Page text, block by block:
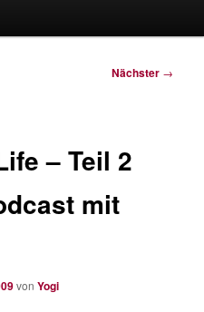
Nächster →
– Teil 2
mit
vonYogi